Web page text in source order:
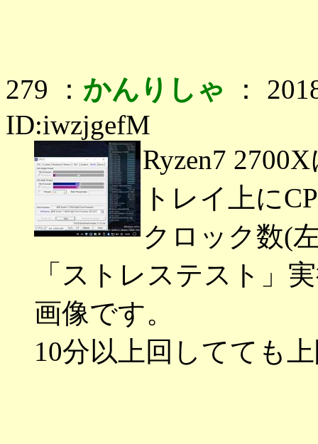
279 ： かんりしゃ ：
ID:iwzjgefM
Ryzen7
トレイ上に
クロック数(
「ストレステスト」
画像です。
10分以上回してても